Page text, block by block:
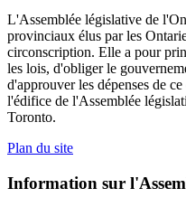
L'Assemblée législative de
provinciaux élus par les
circonscription. Elle a pour
les lois, d'obliger le
d'approuver les dépenses de
l'édifice de l'Assemblée
Toronto.
Plan du site
Information sur